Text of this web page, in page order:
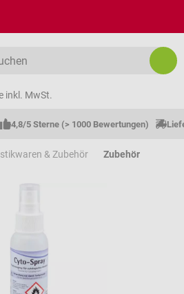
inkl. MwSt.
4,8/5 Sterne (> 1000 Bewertungen)
& Zubehör Zubehör